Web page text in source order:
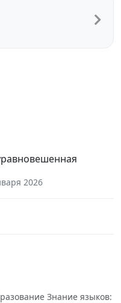
2026
Знание языков: